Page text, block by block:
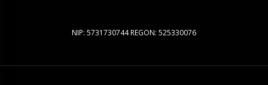
NIP: 5731730744 REGON: 525330076